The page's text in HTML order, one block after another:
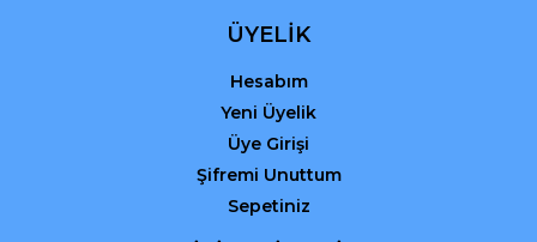
ÜYELİK
Hesabım
Yeni Üyelik
Üye Girişi
Şifremi Unuttum
Sepetiniz